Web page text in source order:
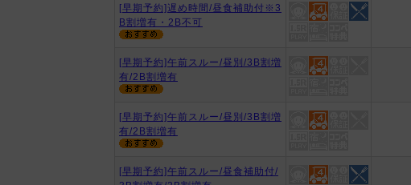
[早期予約]遅め時間/昼食補助付※3
B割増有・2B不可
[早期予約]午前スルー/昼別/3B割増
有/2B割増有
[早期予約]午前スルー/昼別/3B割増
有/2B割増有
[早期予約]午前スルー/昼食補助付/